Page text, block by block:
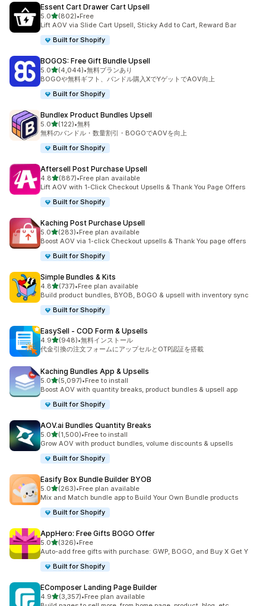
Essent Cart Drawer Cart Upsell
5.05つ星中
(802)
合計レビュー数：802件
•Free
Lift AOV via Slide Cart Upsell, Sticky Add to Cart, Reward Bar
Built for Shopify
BOGOS: Free Gift Bundle Upsell
5.05つ星中
(4,044)
合計レビュー数：4044件
•無料プランあり
BOGOや無料ギフト、バンドル購入XでYゲットでAOV向上
Built for Shopify
Bundlex Product Bundles Upsell
5.05つ星中
(122)
合計レビュー数：122件
•無料
無料のバンドル・数量割引・BOGOでAOVを向上
Built for Shopify
Aftersell Post Purchase Upsell
4.85つ星中
(887)
合計レビュー数：887件
•Free plan available
Lift AOV with 1-Click Checkout Upsells & Thank You Page Offers
Built for Shopify
Kaching Post Purchase Upsell
5.05つ星中
(283)
合計レビュー数：283件
•Free plan available
Boost AOV via 1-click Checkout upsells & Thank You page offers
Built for Shopify
Simple Bundles & Kits
4.85つ星中
(737)
合計レビュー数：737件
•Free plan available
Build product bundles, BYOB, BOGO & upsell with inventory sync
Built for Shopify
EasySell ‑ COD Form & Upsells
4.95つ星中
(948)
合計レビュー数：948件
•無料インストール
代金引換の注文フォームにアップセルとOTP認証を搭載
Kaching Bundles App & Upsells
5.05つ星中
(5,097)
合計レビュー数：5097件
•Free to install
Boost AOV with quantity breaks, product bundles & upsell app
Built for Shopify
AOV.ai Bundles Quantity Breaks
5.05つ星中
(1,500)
合計レビュー数：1500件
•Free to install
Grow AOV with product bundles, volume discounts & upsells
Built for Shopify
Easify Box Bundle Builder BYOB
5.05つ星中
(263)
合計レビュー数：263件
•Free plan available
Mix and Match bundle app to Build Your Own Bundle products
Built for Shopify
AppHero: Free Gifts BOGO Offer
5.05つ星中
(326)
合計レビュー数：326件
•Free
Auto-add free gifts with purchase: GWP, BOGO, and Buy X Get Y
Built for Shopify
EComposer Landing Page Builder
4.95つ星中
(3,357)
合計レビュー数：3357件
•Free plan available